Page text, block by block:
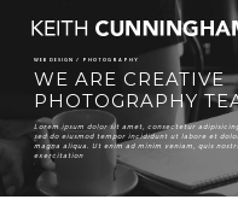
WE ARE CREATIVE
PHOTOGRAPHY
WEB DESIGN / PHOTOGRAPHY
Lorem ipsum dolor sit amet, consectetur
sed do eiusmod tempor incididunt ut labore et
magna aliqua. Ut enim ad minim veniam, quis
exercitation